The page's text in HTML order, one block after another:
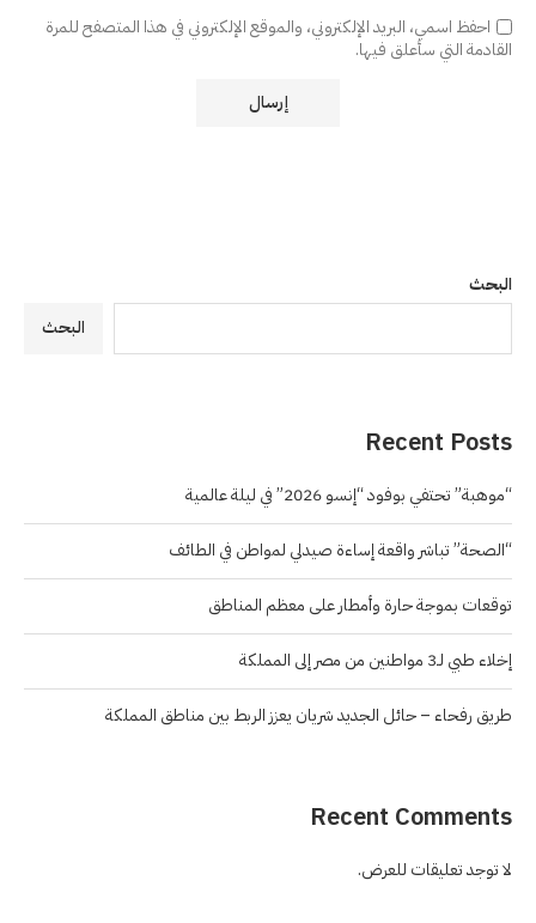
احفظ اسمي، البريد الإلكتروني، والموقع الإلكتروني في هذا المتصفح للمرة
القادمة التي سأعلق فيها.
البحث
البحث
Recent Posts
“موهبة” تحتفي بوفود “إنسو 2026” في ليلة عالمية
“الصحة” تباشر واقعة إساءة صيدلي لمواطن في الطائف
توقعات بموجة حارة وأمطار على معظم المناطق
إخلاء طبي لـ3 مواطنين من مصر إلى المملكة
طريق رفحاء – حائل الجديد شريان يعزز الربط بين مناطق المملكة
Recent Comments
لا توجد تعليقات للعرض.